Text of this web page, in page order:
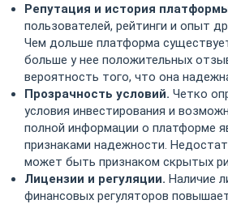
Репутация и история
пользователей, рейтинги и опыт
Чем дольше платформа
больше у нее положительных
вероятность того, что она
Прозрачность условий. Четко
условия инвестирования и
полной информации о платформе
признаками надежности.
может быть признаком скрытых
Лицензии и регуляции. Наличие
финансовых регуляторов